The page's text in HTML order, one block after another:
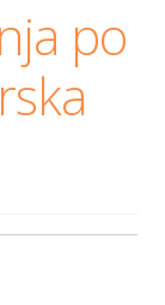
child
menu
Expand
po